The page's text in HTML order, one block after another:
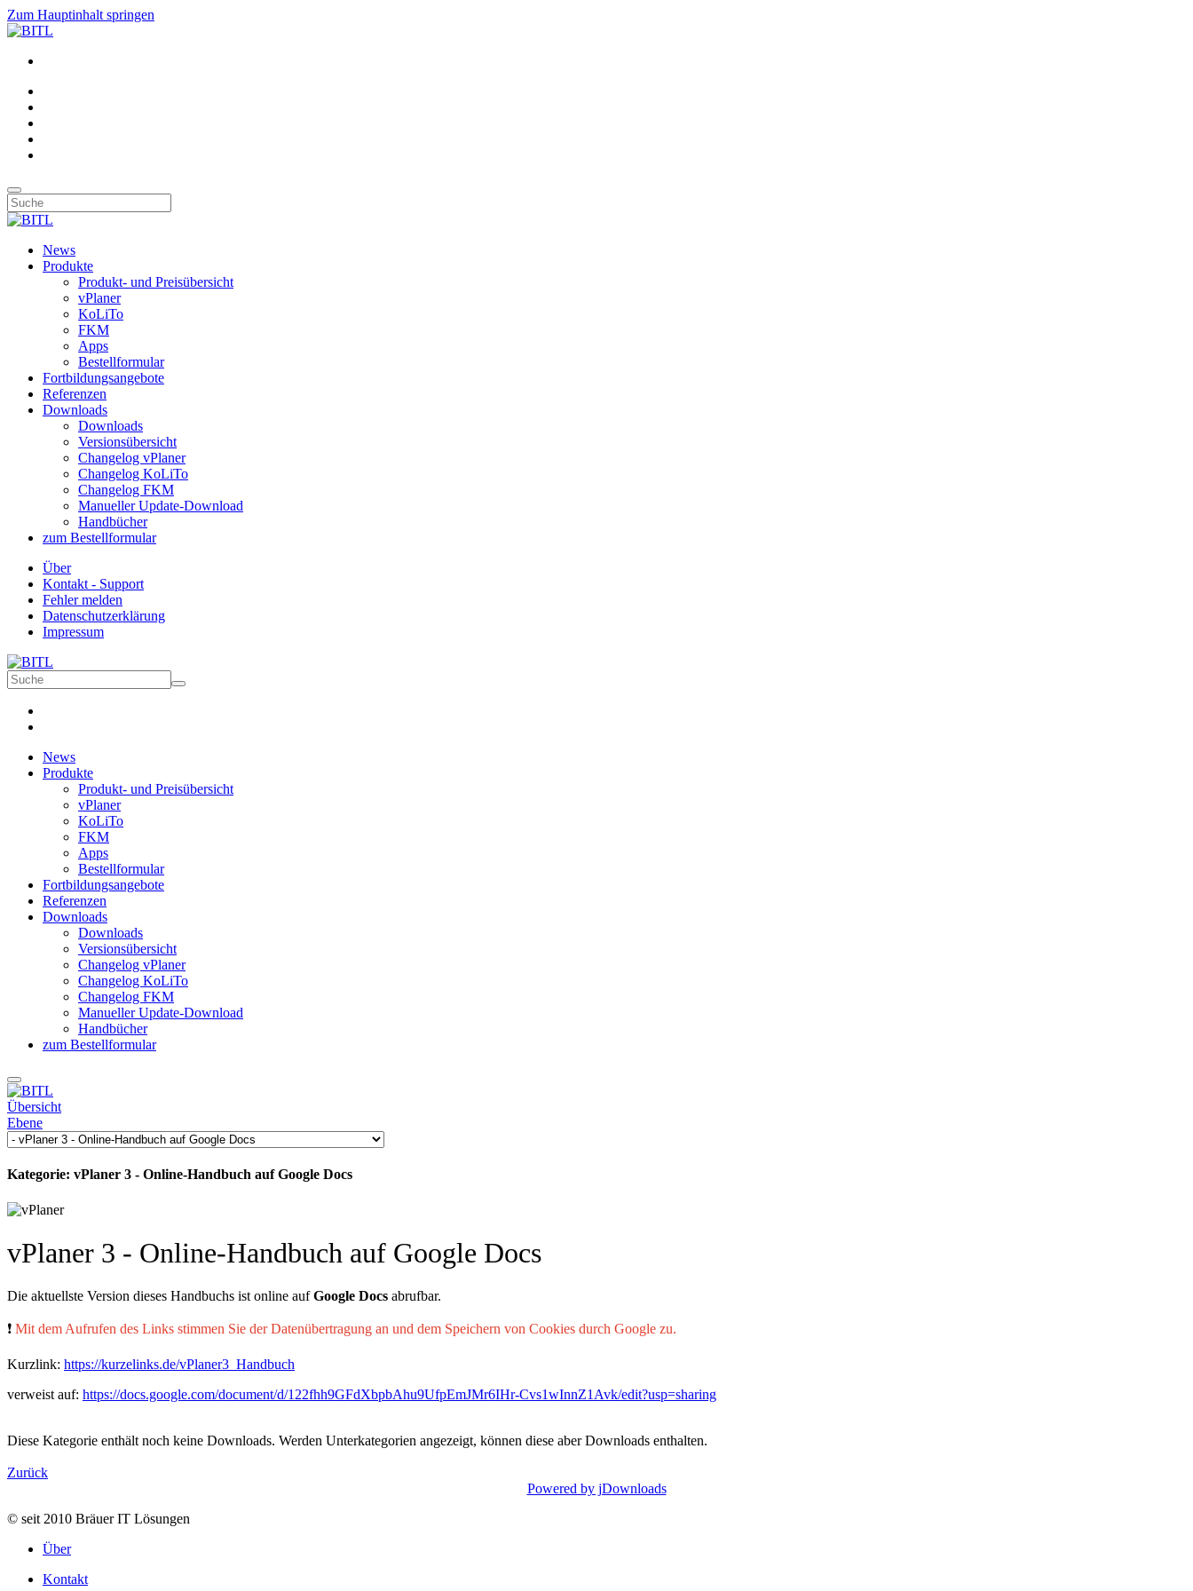
Zum Hauptinhalt springen
News
Produkte
Produkt- und Preisübersicht
vPlaner
KoLiTo
FKM
Apps
Bestellformular
Fortbildungsangebote
Referenzen
Downloads
Downloads
Versionsübersicht
Changelog vPlaner
Changelog KoLiTo
Changelog FKM
Manueller Update-Download
Handbücher
zum Bestellformular
Über
Kontakt - Support
Fehler melden
Datenschutzerklärung
Impressum
News
Produkte
Produkt- und Preisübersicht
vPlaner
KoLiTo
FKM
Apps
Bestellformular
Fortbildungsangebote
Referenzen
Downloads
Downloads
Versionsübersicht
Changelog vPlaner
Changelog KoLiTo
Changelog FKM
Manueller Update-Download
Handbücher
zum Bestellformular
Übersicht
Ebene
Kategorie: vPlaner 3 - Online-Handbuch auf Google Docs
vPlaner 3 - Online-Handbuch auf Google Docs
Die aktuellste Version dieses Handbuchs ist online aufGoogle Docs abrufbar.
❗ Mit dem Aufrufen des Links stimmen Sie der Datenübertragung an und dem Speichern von Cookies durch Google zu.
Kurzlink: https://kurzelinks.de/vPlaner3_Handbuch
verweist auf: https://docs.google.com/document/d/122fhh9GFdXbpbAhu9UfpEmJMr6IHr-Cvs1wInnZ1Avk/edit?usp=sharing
Diese Kategorie enthält noch keine Downloads. Werden Unterkategorien angezeigt, können diese aber Downloads enthalten.
Zurück
Powered by jDownloads
© seit 2010 Bräuer IT Lösungen
Über
Kontakt